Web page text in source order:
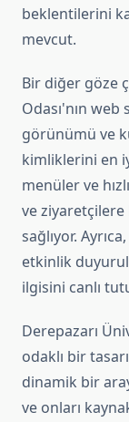
beklentilerini
mevcut.
Bir diğer göze
Odası'nın
görünümü ve
kimliklerini en
menüler ve
ve
sağlıyor.
etkinlik
ilgisini canlı
Derepazarı
odaklı bir
dinamik bir
ve onları